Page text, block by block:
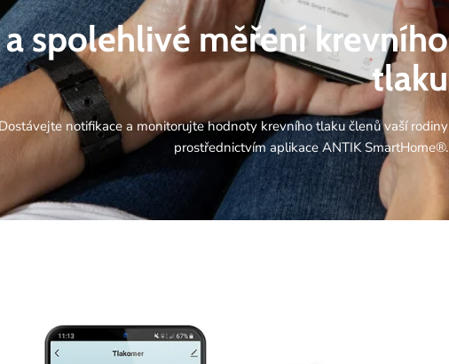
a spolehlivé měření krevního
tlaku
Dostávejte notifikace a monitorujte hodnoty krevního tlaku členů vaší rodiny
prostřednictvím aplikace ANTIK SmartHome®.